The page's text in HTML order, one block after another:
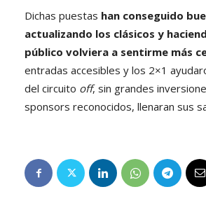
Dichas puestas han conseguido
actualizando los clásicos y
público volviera a sentirme más
entradas accesibles y los 2×1
del circuito off, sin grandes
sponsors reconocidos, llenaran sus